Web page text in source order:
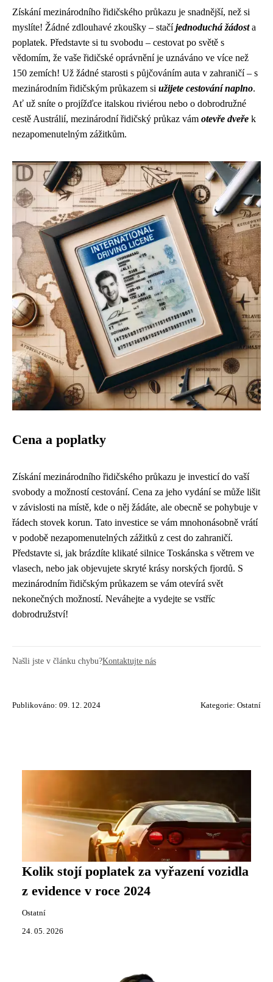
Získání mezinárodního řidičského průkazu je snadnější, než si
myslíte! Žádné zdlouhavé zkoušky – stačíjednoduchá žádosta
poplatek. Představte si tu svobodu – cestovat po světě s
vědomím, že vaše řidičské oprávnění je uznáváno ve více než
150 zemích! Už žádné starosti s půjčováním auta v zahraničí – s
mezinárodním řidičským průkazem si užijete cestování naplno.
Ať už sníte o projížďce italskou riviérou nebo o dobrodružné
cestě Austrálií, mezinárodní řidičský průkaz vám otevře dveře k
nezapomenutelným zážitkům.
Cena a poplatky
Získání mezinárodního řidičského průkazu je investicí do vaší
svobody a možností cestování. Cena za jeho vydání se může lišit
v závislosti na místě, kde o něj žádáte, ale obecně se pohybuje v
řádech stovek korun. Tato investice se vám mnohonásobně vrátí
v podobě nezapomenutelných zážitků z cest do zahraničí.
Představte si, jak brázdíte klikaté silnice Toskánska s větrem ve
vlasech, nebo jak objevujete skryté krásy norských fjordů. S
mezinárodním řidičským průkazem se vám otevírá svět
nekonečných možností. Neváhejte a vydejte se vstříc
dobrodružství!
Našli jste v článku chybu?Kontaktujte nás
Publikováno: 09. 12. 2024 Kategorie: Ostatní
Kolik stojí poplatek za vyřazení vozidla
z evidence v roce 2024
Ostatní
24. 05. 2026